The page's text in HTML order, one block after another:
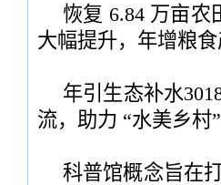
恢复 6.84 万亩农
大幅提升，年增粮
年引生态补水
流，助力 “水美乡村
科普馆概念旨在